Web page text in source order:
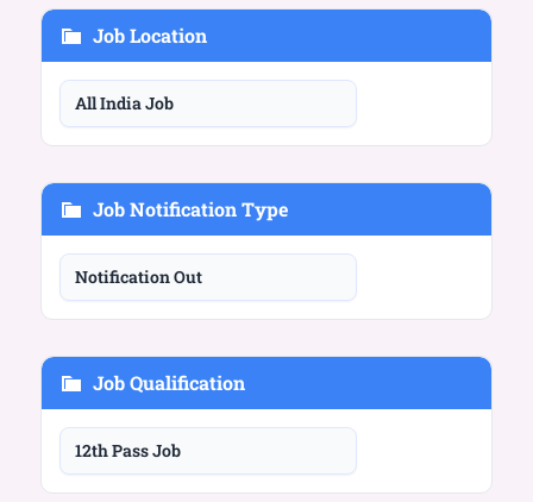
Job Location
All India Job
Job Notification Type
Notification Out
Job Qualification
12th Pass Job